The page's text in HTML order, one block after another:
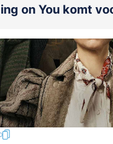
on You komt